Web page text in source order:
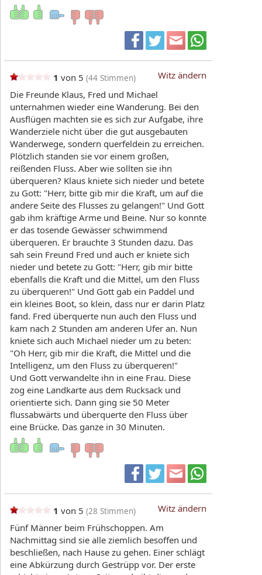
Witz ändern
1 von 5 (44 Stimmen)
Die Freunde Klaus, Fred und Michael
unternahmen wieder eine Wanderung. Bei den
Ausflügen machten sie es sich zur Aufgabe, ihre
Wanderziele nicht über die gut ausgebauten
Wanderwege, sondern querfeldein zu erreichen.
Plötzlich standen sie vor einem großen,
reißenden Fluss. Aber wie sollten sie ihn
überqueren? Klaus kniete sich nieder und betete
zu Gott: "Herr, bitte gib mir die Kraft, um auf die
andere Seite des Flusses zu gelangen!" Und Gott
gab ihm kräftige Arme und Beine. Nur so konnte
er das tosende Gewässer schwimmend
überqueren. Er brauchte 3 Stunden dazu. Das
sah sein Freund Fred und auch er kniete sich
nieder und betete zu Gott: "Herr, gib mir bitte
ebenfalls die Kraft und die Mittel, um den Fluss
zu überqueren!" Und Gott gab ein Paddel und
ein kleines Boot, so klein, dass nur er darin Platz
fand. Fred überquerte nun auch den Fluss und
kam nach 2 Stunden am anderen Ufer an. Nun
kniete sich auch Michael nieder um zu beten:
"Oh Herr, gib mir die Kraft, die Mittel und die
Intelligenz, um den Fluss zu überqueren!"
Und Gott verwandelte ihn in eine Frau. Diese
zog eine Landkarte aus dem Rucksack und
orientierte sich. Dann ging sie 50 Meter
flussabwärts und überquerte den Fluss über
eine Brücke. Das ganze in 30 Minuten.
Witz ändern
1 von 5 (28 Stimmen)
Fünf Männer beim Frühschoppen. Am
Nachmittag sind sie alle ziemlich besoffen und
beschließen, nach Hause zu gehen. Einer schlägt
eine Abkürzung durch Gestrüpp vor. Der erste